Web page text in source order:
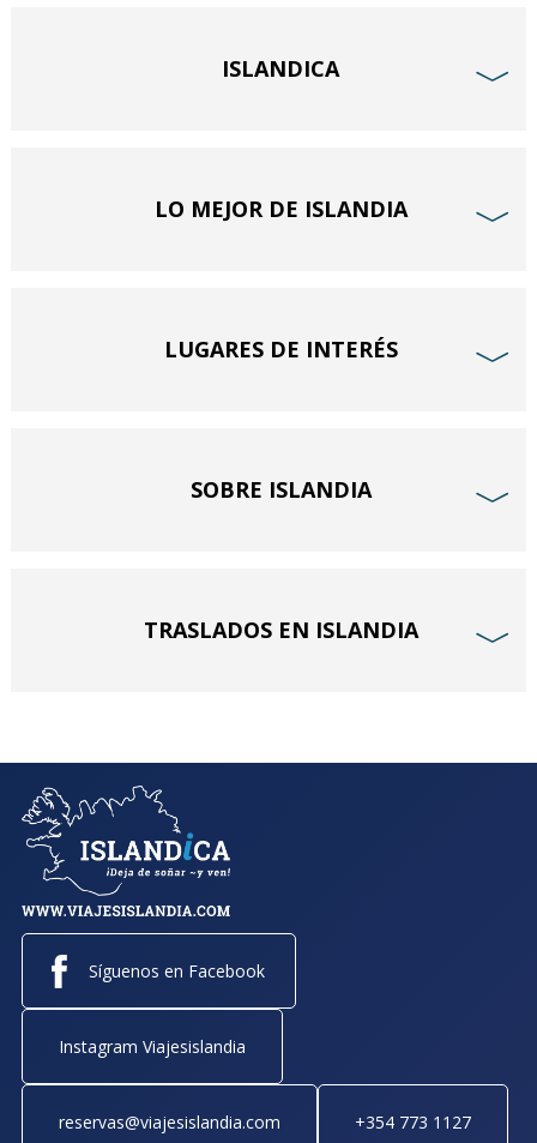
ISLANDICA ﹀
LO MEJOR DE ISLANDIA ﹀
LUGARES DE INTERÉS ﹀
SOBRE ISLANDIA ﹀
TRASLADOS EN ISLANDIA ﹀
Síguenos en Facebook
Instagram Viajesislandia
reservas@viajesislandia.com +354 773 1127